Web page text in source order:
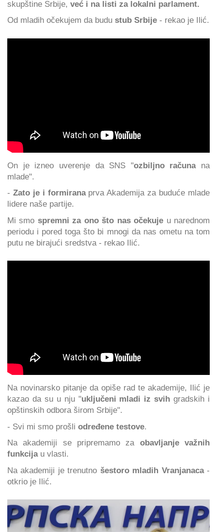
skupštine Srbije, već i na listi za lokalni parlament.
Od mladih očekujem da budu stub Srbije - rekao je Ilić.
On je izneo uverenje da SNS "ozbiljno računana
mlade".
- Zato je i formirana prva Akademija za buduće mlade
lidere naše partije.
Mi smo spremni za ono što nas očekuje u narednom
periodu i pored toga što bi mnogi da nas ometu na tom
putu ne birajući sredstva - rekao Ilić.
Na novinarsko pitanje da opiše rad te akademije, Ilić je
kazao da su u nju "uključeni mladi iz svih gradskih i
opštinskih odbora širom Srbije".
- Svi mi smo prošli određene testove.
Na akademiji se pripremamo za obavljanje važnih
funkcijau vlasti.
Na akademiji je trenutno šestoro mladih Vranjanaca-
otkrio je Ilić.